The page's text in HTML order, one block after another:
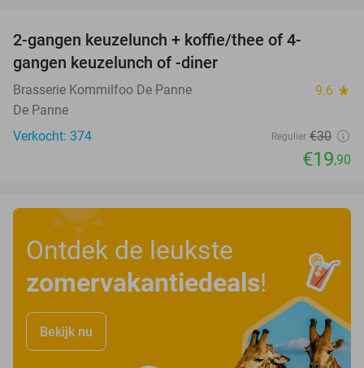
2-gangen keuzelunch + koffie/thee of 4-
gangen keuzelunch of -diner
Brasserie Kommilfoo De Panne 9.6 star
De Panne
Verkocht: 374
Regulier €30
€19,90
Ontdek de leukste
zomervakantiedeals!
Bekijk nu